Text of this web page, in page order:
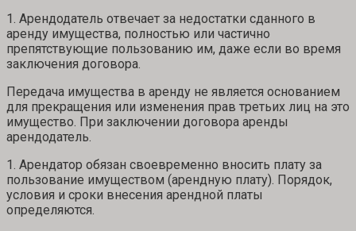
1. Арендодатель отвечает за недостатки сданного в
аренду имущества, полностью или частично
препятствующие пользованию им, даже если во время
заключения договора.
Передача имущества в аренду не является основанием
для прекращения или изменения прав третьих лиц на это
имущество. При заключении договора аренды
арендодатель.
1. Арендатор обязан своевременно вносить плату за
пользование имуществом (арендную плату). Порядок,
условия и сроки внесения арендной платы
определяются.